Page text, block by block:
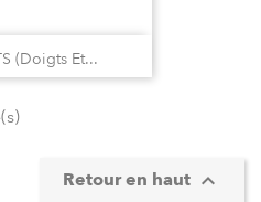
(doigts Et...
Retour en haut 